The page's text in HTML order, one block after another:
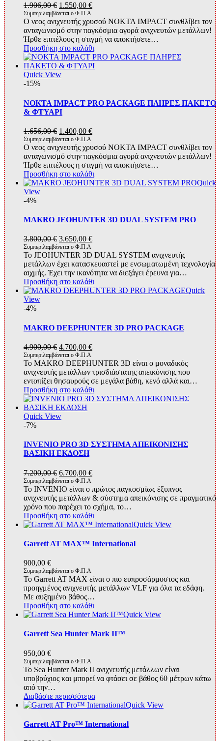
1.906,00€ Original
price
was:
1.906,00 €.
1.550,00 €Η
τιμή
είναι:
1.550,00 €.
Συμπεριλαμβάνεται ο Φ.Π.Α
O νεος ανιχνευτής χρυσού NOKTA IMPACT συνθλίβει τον
ανταγωνισμό στην παγκόσμια αγορά ανιχνευτών μετάλλων!
Ήρθε επιτέλους η στιγμή να αποκτήσετε…
Προσθήκη στο καλάθι
Quick View
-15%
NOKTA IMPACT PRO PACKAGE ΠΛΗΡΕΣ ΠΑΚΕΤΟ
& ΦΤΥΑΡΙ
1.656,00€ Original
price
was:
1.656,00 €.
1.400,00 €Η
τιμή
είναι:
1.400,00 €.
Συμπεριλαμβάνεται ο Φ.Π.Α
O νεος ανιχνευτής χρυσού NOKTA IMPACT συνθλίβει τον
ανταγωνισμό στην παγκόσμια αγορά ανιχνευτών μετάλλων!
Ήρθε επιτέλους η στιγμή να αποκτήσετε…
Προσθήκη στο καλάθι
Quick
View
-4%
MAKRO JEOHUNTER 3D DUAL SYSTEM PRO
3.800,00€ Original
price
was:
3.800,00 €.
3.650,00 €Η
τιμή
είναι:
3.650,00 €.
Συμπεριλαμβάνεται ο Φ.Π.Α
Το JEOHUNTER 3D DUAL SYSTEM ανιχνευτής
μετάλλων έχει κατασκευαστεί με ενσωματωμένη τεχνολογία
αιχμής. Έχει την ικανότητα να διεξάγει έρευνα για…
Προσθήκη στο καλάθι
Quick
View
-4%
MAKRO DEEPHUNTER 3D PRO PACKAGE
4.900,00€ Original
price
was:
4.900,00 €.
4.700,00 €Η
τιμή
είναι:
4.700,00 €.
Συμπεριλαμβάνεται ο Φ.Π.Α
Το MAKRO DEEPHUNTER 3D είναι ο μοναδικός
ανιχνευτής μετάλλων τρισδιάστατης απεικόνισης που
εντοπίζει θησαυρούς σε μεγάλα βάθη, κενό αλλά και…
Προσθήκη στο καλάθι
Quick View
-7%
INVENIO PRO 3D ΣΥΣΤΗΜΑ ΑΠΕΙΚΟΝΙΣΗΣ
ΒΑΣΙΚΗ ΕΚΔΟΣΗ
7.200,00€ Original
price
was:
7.200,00 €.
6.700,00 €Η
τιμή
είναι:
6.700,00 €.
Συμπεριλαμβάνεται ο Φ.Π.Α
Το INVENIO είναι ο πρώτος παγκοσμίως έξυπνος
ανιχνευτής μετάλλων & σύστημα απεικόνισης σε πραγματικό
χρόνο που παρέχει το σχήμα, το…
Προσθήκη στο καλάθι
Quick View
Garrett AT MAX™ International
900,00 €
Συμπεριλαμβάνεται ο Φ.Π.Α
Το Garrett AT MAX είναι ο πιο ευπροσάρμοστος και
προηγμένος ανιχνευτής μετάλλων VLF για όλα τα εδάφη.
Με αυξημένο βάθος…
Προσθήκη στο καλάθι
Quick View
Garrett Sea Hunter Mark II™
950,00 €
Συμπεριλαμβάνεται ο Φ.Π.Α
To Sea Hunter Mark II ανιχνευτής μετάλλων είναι
υποβρύχιος και μπορεί να φτάσει σε βάθος 60 μέτρων κάτω
από την…
Διαβάστε περισσότερα
Quick View
Garrett AT Pro™ International